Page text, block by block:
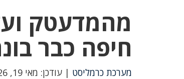
מהמדעטק
חיפה כבר
מערכת כרמליסט | עודכן: מאי 19, 2026